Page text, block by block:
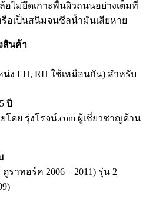
อไม่ยึดเกาะพื้นผิวถนนอย่างเต็มที่
อเป็นสนิมจนซีลน้ำมันเสียหาย
สินค้า
ง LH, RH ใช้เหมือนกัน) สำหรับ
ปี
โดย รุ่งโรจน์.com ผู้เชี่ยวชาญด้าน
ดูราทอร์ค 2006 – 2011) รุ่น 2